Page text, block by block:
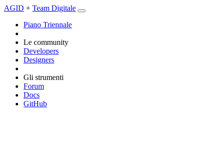
AGID + Team Digitale
Piano Triennale
Le community
Developers
Designers
Gli strumenti
Forum
Docs
GitHub